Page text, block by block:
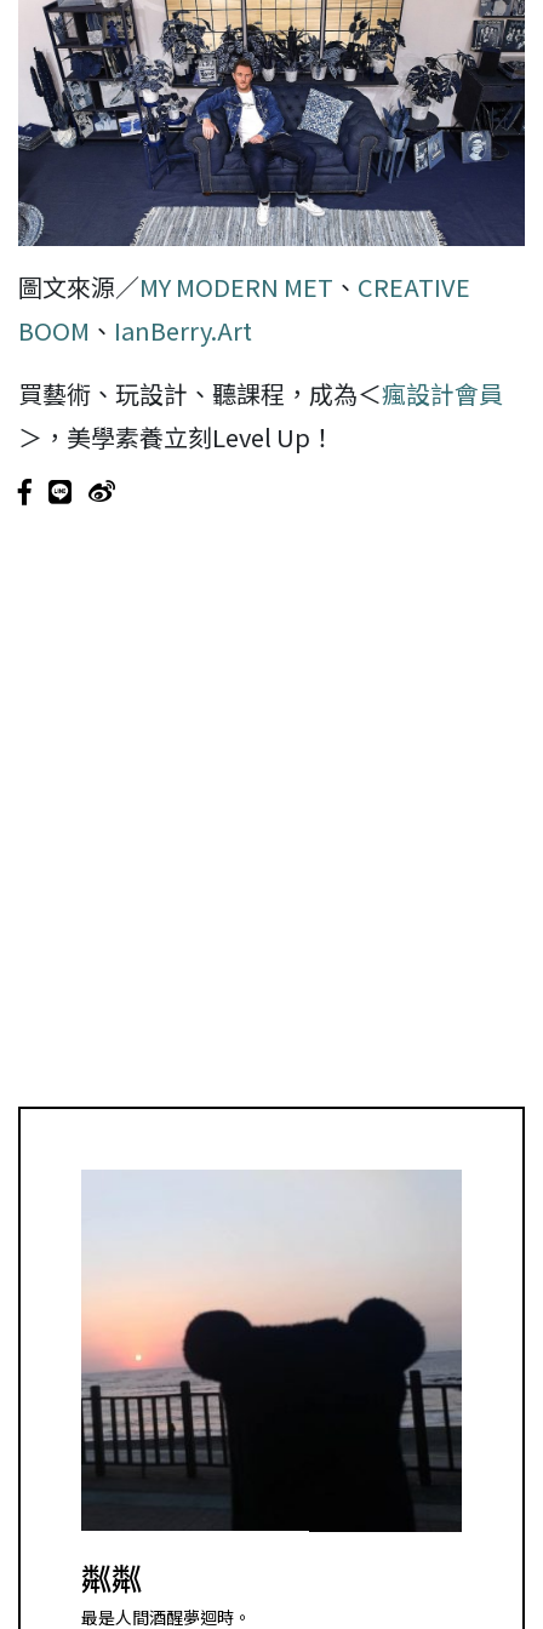
圖文來源／MY MODERN MET 、 CREATIVE
BOOM 、 IanBerry.Art
買藝術、玩設計、聽課程，成為＜瘋設計會員
＞，美學素養立刻Level Up！
粼粼
最是人間酒醒夢迴時。